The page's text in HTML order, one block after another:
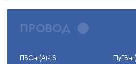
ПРОВОД
ПВСнг(А)-LS